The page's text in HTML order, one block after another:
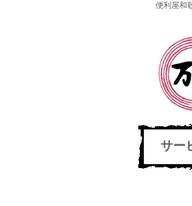
便利屋和
サー